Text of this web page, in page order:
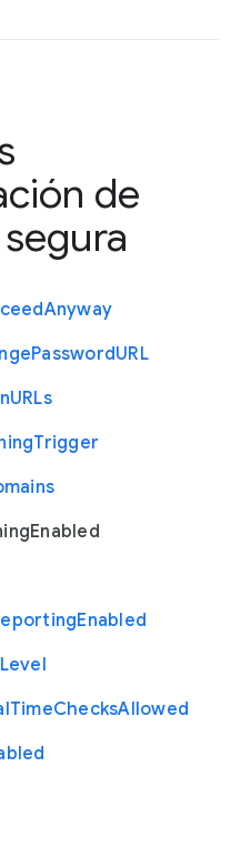
de
Anyway
PasswordURL
URLs
Trigger
Enabled
Enabled
Level
TimeChecksAllowed